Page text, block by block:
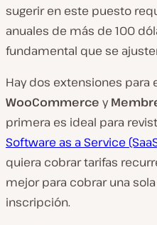
sugerir en este puesto
anuales de más de 100
fundamental que se
Hay dos extensiones para
WooCommerce y
primera es ideal para
Software as a Service
quiera cobrar tarifas
mejor para cobrar una
inscripción.